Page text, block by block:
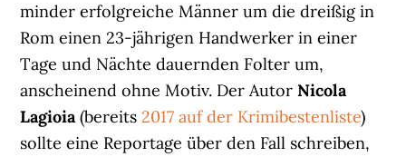
minder erfolgreiche Männer um die dreißig in
Rom einen 23-jährigen Handwerker in einer
Tage und Nächte dauernden Folter um,
anscheinend ohne Motiv. Der AutorNicola
Lagioia(bereits2017 auf der Krimibestenliste)
sollte eine Reportage über den Fall schreiben,